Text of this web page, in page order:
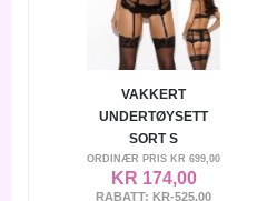
VAKKERT
UNDERTØYSETT
SORT S
ORDINÆR PRIS KR 699,00
KR 174,00
RABATT: KR-525,00